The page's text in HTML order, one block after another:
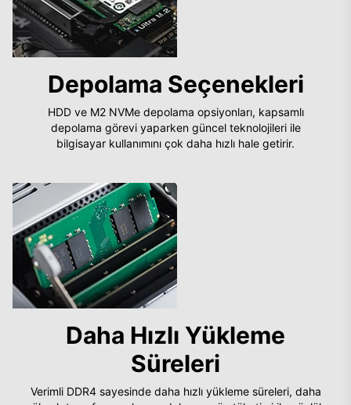
Depolama Seçenekleri
HDD ve M2 NVMe depolama opsiyonları, kapsamlı
depolama görevi yaparken güncel teknolojileri ile
bilgisayar kullanımını çok daha hızlı hale getirir.
Daha Hızlı Yükleme
Süreleri
Verimli DDR4 sayesinde daha hızlı yükleme süreleri, daha